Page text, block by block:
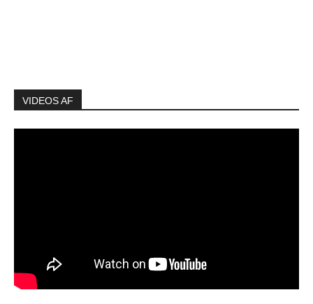
VIDEOS AF